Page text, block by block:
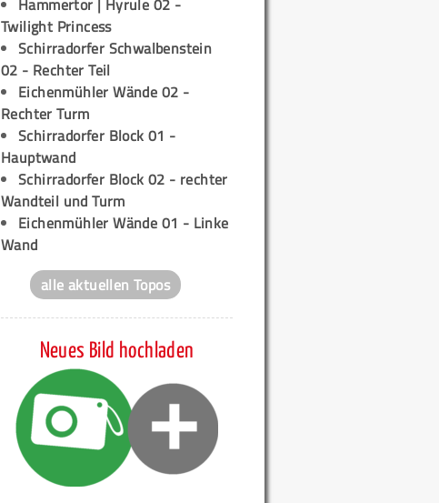
Hammertor | Hyrule 02 -
Twilight Princess
Schirradorfer Schwalbenstein
02 - Rechter Teil
Eichenmühler Wände 02 -
Rechter Turm
Schirradorfer Block 01 -
Hauptwand
Schirradorfer Block 02 - rechter
Wandteil und Turm
Eichenmühler Wände 01 - Linke
Wand
alle aktuellen Topos
Neues Bild hochladen